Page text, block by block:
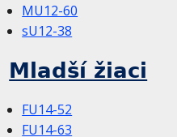
MU12-60
sU12-38
Mladší žiaci
FU14-52
FU14-63